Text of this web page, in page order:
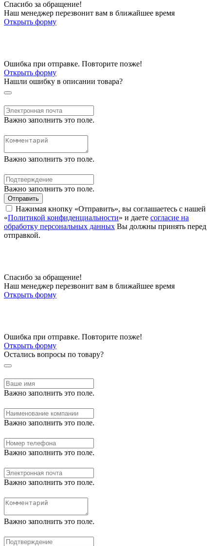
Спасибо за обращение!
Наш менеджер перезвонит вам в ближайшее время
Открыть форму
Ошибка при отправке. Повторите позже!
Открыть форму
Нашли ошибку в описании товара?
Важно заполнить это поле.
Важно заполнить это поле.
Важно заполнить это поле.
Отправить
Нажимая кнопку «Отправить», вы соглашаетесь с нашей
«Политикой конфиденциальности» и даете согласие на
обработку персональных данных Вы должны принять перед
отправкой.
Спасибо за обращение!
Наш менеджер перезвонит вам в ближайшее время
Открыть форму
Ошибка при отправке. Повторите позже!
Открыть форму
Остались вопросы по товару?
Важно заполнить это поле.
Важно заполнить это поле.
Важно заполнить это поле.
Важно заполнить это поле.
Важно заполнить это поле.